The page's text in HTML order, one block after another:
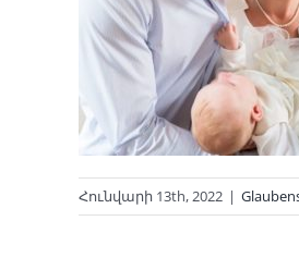
Հունվարի 13th, 2022 |